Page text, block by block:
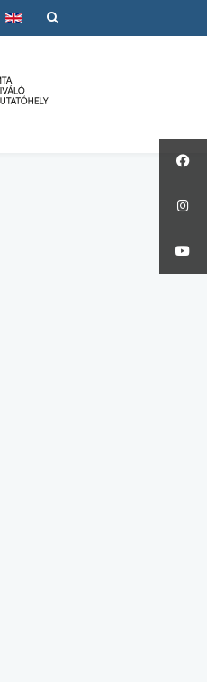
Válasszon nyelvet